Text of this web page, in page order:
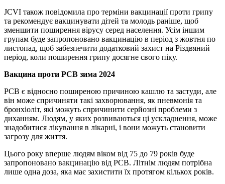
JCVI також повідомила про терміни вакцинації проти грипу
та рекомендує вакцинувати дітей та молодь раніше, щоб
зменшити поширення вірусу серед населення. Усім іншим
групам буде запропоновано вакцинацію в період з жовтня по
листопад, щоб забезпечити додатковий захист на Різдвяний
період, коли поширення грипу досягне свого піку.
Вакцина проти РСВ зима 2024
РСВ є відносно поширеною причиною кашлю та застуди, але
він може спричиняти такі захворювання, як пневмонія та
бронхіоліт, які можуть спричинити серйозні проблеми з
диханням. Людям, у яких розвиваються ці ускладнення, може
знадобитися лікування в лікарні, і вони можуть становити
загрозу для життя.
Цього року вперше людям віком від 75 до 79 років буде
запропоновано вакцинацію від РСВ. Літнім людям потрібна
лише одна доза, яка має захистити їх протягом кількох років.